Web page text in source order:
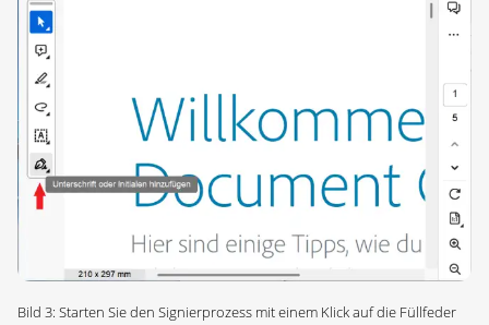
Bild 3: Starten Sie den Signierprozess mit einem Klick auf die Füllfeder